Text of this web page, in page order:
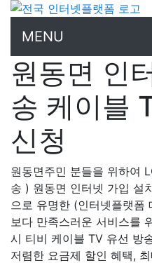
MENU
원동면 인
송 케이블
신청
원동면주민 분들을 위하여
송 ) 원동면 인터넷 가입 설
으로 유명한 (인터넷플랫
보다 만족스러운 서비스를
시 티비 케이블 TV 유선 방
저렴한 요금제 할인 혜택,